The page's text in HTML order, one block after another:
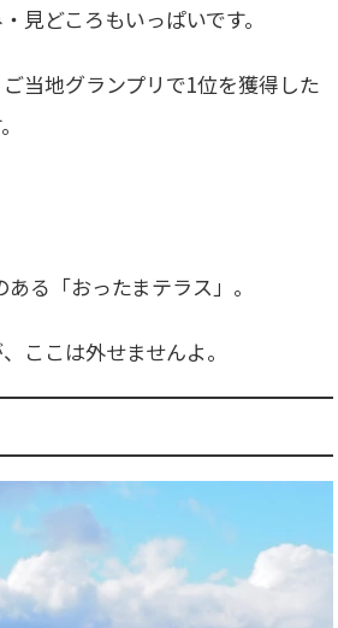
見どころもいっぱいです。
当地グランプリで1位を獲得した
る「おったまテラス」。
ここは外せませんよ。